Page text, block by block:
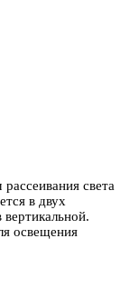
света
в двух
вертикальной.
освещения